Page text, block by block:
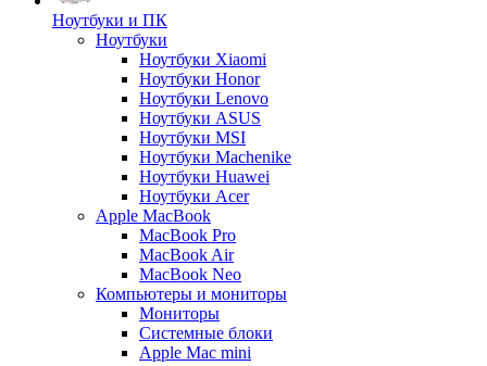
Ноутбуки и ПК
Ноутбуки
Ноутбуки Xiaomi
Ноутбуки Honor
Ноутбуки Lenovo
Ноутбуки ASUS
Ноутбуки MSI
Ноутбуки Machenike
Ноутбуки Huawei
Ноутбуки Acer
Apple MacBook
MacBook Pro
MacBook Air
MacBook Neo
Компьютеры и мониторы
Мониторы
Системные блоки
Apple Mac mini